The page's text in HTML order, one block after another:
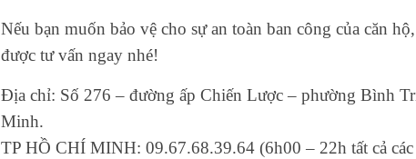
Nếu bạn muốn bảo vệ cho sự an toàn ban công của căn
được tư vấn ngay nhé!
Địa chỉ: Số 276 – đường ấp Chiến Lược – phường Bình
Minh.
TP HỒ CHÍ MINH: 09.67.68.39.64 (6h00 – 22h tất cả